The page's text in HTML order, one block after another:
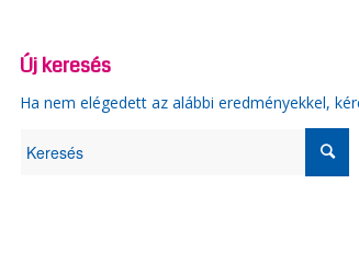
Új keresés
Ha nem elégedett az alábbi eredményekkel,